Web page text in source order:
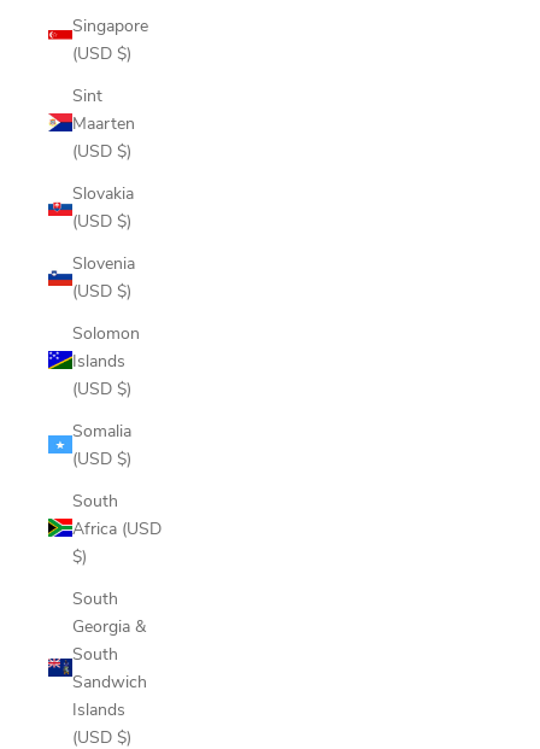
Singapore
(USD $)
Sint
Maarten
(USD $)
Slovakia
(USD $)
Slovenia
(USD $)
Solomon
Islands
(USD $)
Somalia
(USD $)
South
Africa (USD
$)
South
Georgia &
South
Sandwich
Islands
(USD $)